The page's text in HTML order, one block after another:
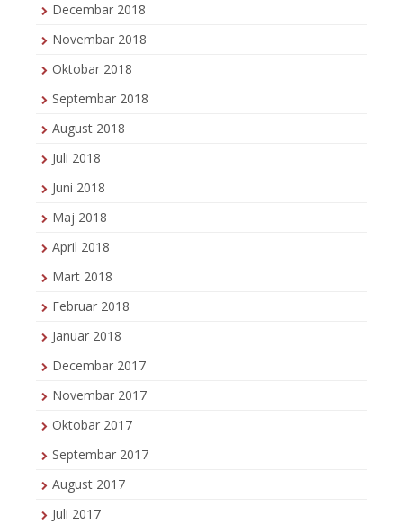
Decembar 2018
Novembar 2018
Oktobar 2018
Septembar 2018
August 2018
Juli 2018
Juni 2018
Maj 2018
April 2018
Mart 2018
Februar 2018
Januar 2018
Decembar 2017
Novembar 2017
Oktobar 2017
Septembar 2017
August 2017
Juli 2017